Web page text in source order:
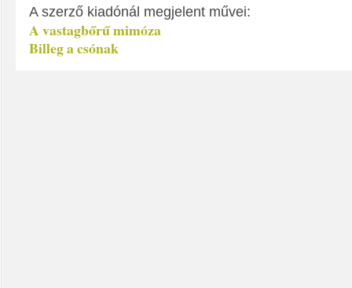
A szerző kiadónál megjelent művei:
A vastagbőrű mimóza
Billeg a csónak